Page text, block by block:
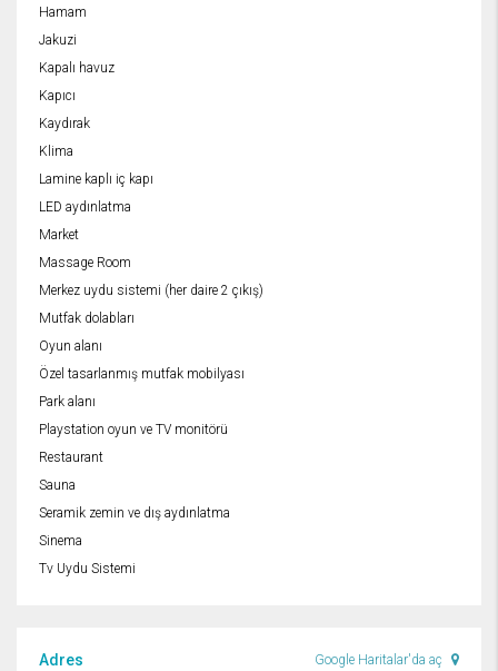
Hamam
Jakuzi
Kapalı havuz
Kapıcı
Kaydırak
Klima
Lamine kaplı iç kapı
LED aydınlatma
Market
Massage Room
Merkez uydu sistemi (her daire 2 çıkış)
Mutfak dolabları
Oyun alanı
Özel tasarlanmış mutfak mobilyası
Park alanı
Playstation oyun ve TV monitörü
Restaurant
Sauna
Seramik zemin ve dış aydınlatma
Sinema
Tv Uydu Sistemi
Adres Google Haritalar'da aç